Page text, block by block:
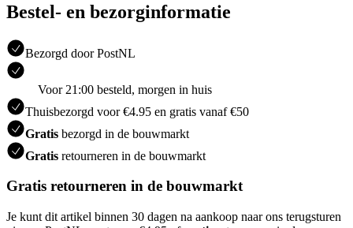
Bestel- en bezorginformatie
Bezorgd door PostNL
Voor 21:00 besteld, morgen in huis
Thuisbezorgd voor €4.95 en gratis vanaf €50
Gratis bezorgd in de bouwmarkt
Gratis retourneren in de bouwmarkt
Gratis retourneren in de bouwmarkt
Je kunt dit artikel binnen 30 dagen na aankoop naar ons terugsturen